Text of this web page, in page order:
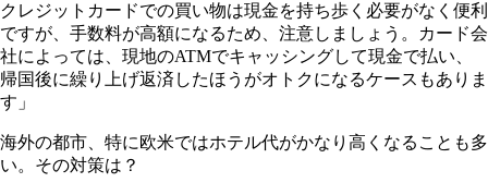
クレジットカードでの買い物は現金を持ち歩く必要がなく便利
ですが、手数料が高額になるため、注意しましょう。カード会
社によっては、現地のATMでキャッシングして現金で払い、
帰国後に繰り上げ返済したほうがオトクになるケースもありま
す」
海外の都市、特に欧米ではホテル代がかなり高くなることも多
い。その対策は？